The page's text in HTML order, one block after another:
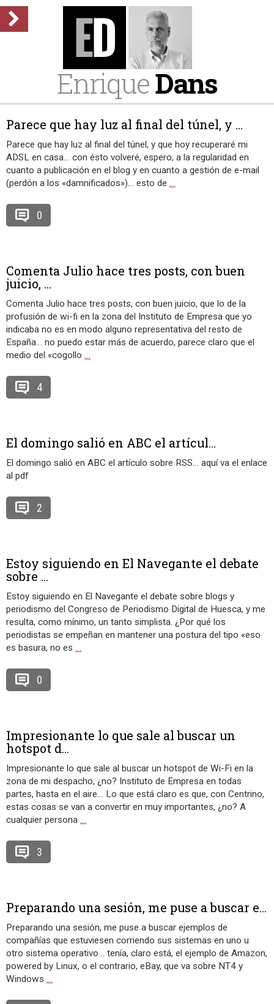
EnriqueDans
Parece que hay luz al final del túnel, y ...
Parece que hay luz al final del túnel, y que hoy recuperaré mi
ADSL en casa… con ésto volveré, espero, a la regularidad en
cuanto a publicación en el blog y en cuanto a gestión de e-mail
(perdón a los «damnificados»)… esto de …
0
Comenta Julio hace tres posts, con buen
juicio, ...
Comenta Julio hace tres posts, con buen juicio, que lo de la
profusión de wi-fi en la zona del Instituto de Empresa que yo
indicaba no es en modo alguno representativa del resto de
España… no puedo estar más de acuerdo, parece claro que el
medio del «cogollo …
4
El domingo salió en ABC el artícul...
El domingo salió en ABC el artículo sobre RSS… aquí va el enlace
al pdf
2
Estoy siguiendo en El Navegante el debate
sobre ...
Estoy siguiendo en El Navegante el debate sobre blogs y
periodismo del Congreso de Periodismo Digital de Huesca, y me
resulta, como mínimo, un tanto simplista. ¿Por qué los
periodistas se empeñan en mantener una postura del tipo «eso
es basura, no es …
0
Impresionante lo que sale al buscar un
hotspot d...
Impresionante lo que sale al buscar un hotspot de Wi-Fi en la
zona de mi despacho, ¿no? Instituto de Empresa en todas
partes, hasta en el aire… Lo que está claro es que, con Centrino,
estas cosas se van a convertir en muy importantes, ¿no? A
cualquier persona …
3
Preparando una sesión, me puse a buscar e...
Preparando una sesión, me puse a buscar ejemplos de
compañías que estuviesen corriendo sus sistemas en uno u
otro sistema operativo… tenía, claro está, el ejemplo de Amazon,
powered by Linux, o el contrario, eBay, que va sobre NT4 y
Windows …